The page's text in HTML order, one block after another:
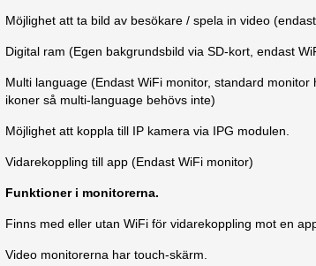
Möjlighet att ta bild av besökare / spela in video
Digital ram (Egen bakgrundsbild via SD-kort, endast
Multi language (Endast WiFi monitor, standard monitor
ikoner så multi-language behövs inte)
Möjlighet att koppla till IP kamera via IPG modulen.
Vidarekoppling till app (Endast WiFi monitor)
Funktioner i monitorerna.
Finns med eller utan WiFi för vidarekoppling mot en
Video monitorerna har touch-skärm.